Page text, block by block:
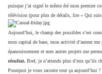
puisque j’ai signé le même été mon premier
télévision (pour plus de détails, lire « Qui
Aujourd’hui, le champ des possibles s’est
mon capital de base, mon activité d’auteur
épanouissement et mes autres projets me
résultat. Bref, je n’attends plus d’eux qu’ils
Pourquoi je vous raconte tout ça aujourd’hui ?